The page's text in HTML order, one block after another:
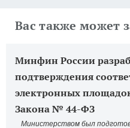
Вас также может
Минфин России
подтверждения
электронных
Закона № 44-ФЗ
Министерством был